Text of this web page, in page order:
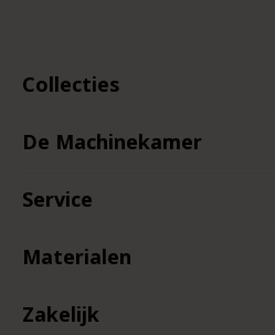
Collecties
De Machinekamer
Service
Materialen
Zakelijk